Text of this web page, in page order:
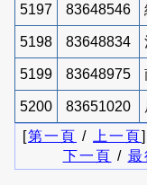
5197 83648546
5198 83648834
5199 83648975
5200 83651020
[第一頁 / 上一頁]
下一頁 / 最